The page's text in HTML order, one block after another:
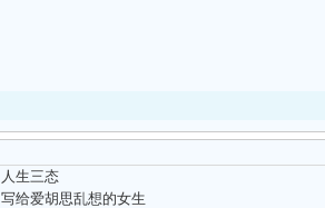
人生三态
写给爱胡思乱想的女生